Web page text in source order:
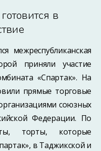
в
межреспубликанская
приняли участие
«Спартак». На
прямые торговые
союзных
Федерации. По
торты, которые
в Таджикской и